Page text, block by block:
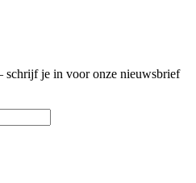
schrijf je in voor onze nieuwsbrief